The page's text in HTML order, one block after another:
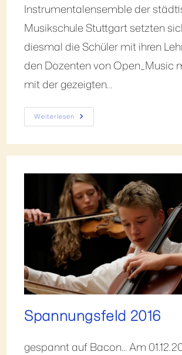
Instrumentalensemble der
Musikschule Stuttgart setzten
diesmal die Schüler mit ihren
den Dozenten von Open_Music
mit der gezeigten…
Weiterlesen
Spannungsfeld 2016
gespannt auf Bacon... Am